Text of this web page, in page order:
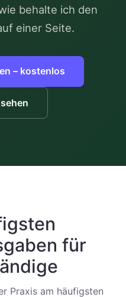
behalte ich den
einer Seite.
– kostenlos
für
Praxis am häufigsten